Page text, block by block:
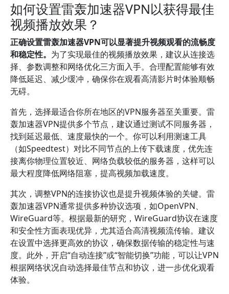
如何设置雷轰加速器VPN以获得最佳
视频播放效果？
正确设置雷轰加速器VPN可以显著提升视频观看的流畅度
和稳定性。 为了实现最佳的视频播放效果，建议从连接选
择、参数调整和网络优化三方面入手。合理配置能够有效
降低延迟、减少缓冲，确保你在观看高清影片时体验顺畅
无碍。
首先，选择最适合你所在地区的VPN服务器至关重要。雷
轰加速器VPN提供多个节点，建议通过测试不同服务器，
找到延迟最低、速度最快的一个。你可以利用测速工具
（如Speedtest）对比不同节点的上传下载速度，优先连
接离你物理位置较近、网络负载较低的服务器，这样可以
最大程度降低网络阻塞，提高视频加载速度。
其次，调整VPN的连接协议也是提升视频体验的关键。雷
轰加速器VPN通常提供多种协议选项，如OpenVPN、
WireGuard等。根据最新的研究，WireGuard协议在速度
和安全性方面表现优异，尤其适合高清视频流传输。建议
在设置中选择更高效的协议，确保数据传输的稳定性与速
度。此外，开启“自动连接”或“智能切换”功能，可以让VPN
根据网络状况自动选择最佳节点和协议，进一步优化观看
体验。